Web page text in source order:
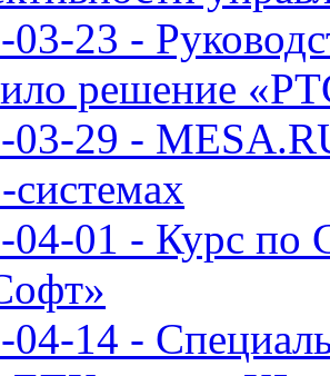
03-23 -
решение
03-29 -
04-01 - Курс по
04-14 -